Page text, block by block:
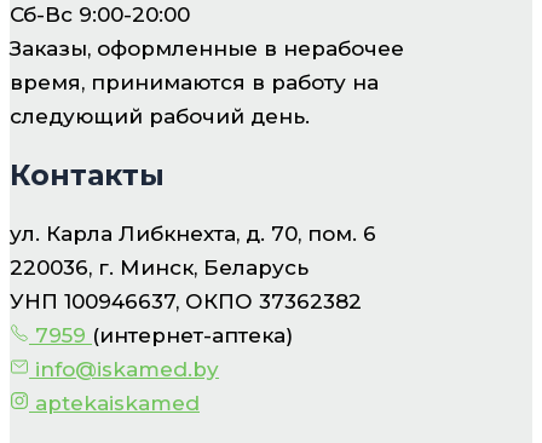
Сб-Вс 9:00-20:00
Заказы, оформленные в нерабочее
время, принимаются в работу на
следующий рабочий день.
Контакты
ул. Карла Либкнехта, д. 70, пом. 6
220036, г. Минск, Беларусь
УНП 100946637, ОКПО 37362382
7959 (интернет-аптека)
info@iskamed.by
aptekaiskamed